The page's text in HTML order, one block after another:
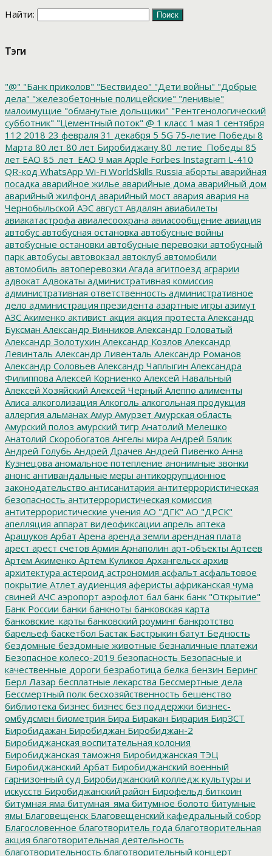
Найти:
Тэги
"@" "Банк приколов" "Бествидео" "Дети войны" "Добрые
дела" "железобетонные полицейские" "ленивые"
малоимущие "обманутые дольщики" "Рентгенологический
субботник" "Цементный поток" @ 1 класс 1 мая 1 сентября
112 2018 23 февраля 31 декабря 5 5G 75-летие Победы 8
Марта 80 лет 80 лет Биробиджану 80_летие_Победы 85
лет ЕАО 85_лет_ЕАО 9 мая Apple Forbes Instagram L-410
QR-код WhatsApp Wi-Fi WorldSkills Russia аборты аварийная
посадка аварийное жилье аварийные дома аварийный дом
аварийный жилфонд аварийный мост авария авария на
Чернобыльской АЭС август Авдалян авиабилеты
авиакатастрофа авиалесоохрана авиасообщение авиация
автобус автобусная остановка автобусные войны
автобусные остановки автобусные перевозки автобусный
парк автобусы автовокзал автоклуб автомобили
автомобиль автоперевозки Агада агитпоезд аграрии
адвокат Адвокаты административная комиссия
административная ответственность административное
дело администрация президента азартные игры азимут
АЗС Акименко активист акция акция протеста Александр
Буксман Александр Винников Александр Головатый
Александр Золотухин Александр Козлов Александр
Левинталь Александр Ливенталь Александр Романов
Александр Соловьев Александр Чаплыгин Александра
Филиппова Алексей Корниенко Алексей Навальный
Алексей Хозяйский Алексей Черный Алеппо алименты
Алиса алкоголизация Алкоголь алкогольная продукция
аллергия альманах Амур Амурзет Амурская область
Амурский полоз амурский тигр Анатолий Мелешко
Анатолий Скоробогатов Ангелы мира Андрей Бялик
Андрей Голубь Андрей Драчев Андрей Пивенко Анна
Кузнецова аномальное потепление анонимные звонки
анонс антивандальные меры антикоррупционное
законодательство антисанитария антитеррористическая
безопасность антитеррористическая комиссия
антитеррористические учения АО "ДГК" АО "ДРСК"
апелляция аппарат видеофиксации апрель аптека
Арашуков Арбат Арена аренда земли арендная плата
арест арест счетов Армия Арнаполин арт-объекты Артеев
Артём Акименко Артём Куликов Архангельск архив
архитектура астероид астрономия асфальт асфальтовое
покрытие Атлет аудиенция аферисты африканская чума
свиней АЧС аэропорт аэрофлот бал банк банк "Открытие"
Банк России банки банкноты банковская карта
банковские_карты банковский роуминг банкротство
барельеф баскетбол Бастак Бастрыкин батут Бедность
бездомные бездомные животные безналичные платежи
Безопасное колесо-2019 безопасность Безопасные и
качественные дороги безработица белка бензин Беринг
Берл Лазар бесплатные лекарства Бессмертные дела
Бессмертный полк бесхозяйственность бешенство
библиотека бизнес бизнес без поддержки бизнес-
омбудсмен биометрия Бира Биракан Бирария БирЗСТ
Биробидажан Биробиджан Биробиджан-2
Биробиджанская воспитательная колония
Биробиджанская таможня Биробиджанская ТЭЦ
Биробиджанский Арбат Биробиджанский военный
гарнизонный суд Биробиджанский колледж культуры и
искусств Биробиджанский район Бирофельд биткоин
битумная яма битумная_яма битумное болото битумные
ямы Благовещенск Благовещенский кафедральный собор
Благословенное благотворитель года благотворительная
акция благотворительная деятельность
благотворительность благотворительный концерт